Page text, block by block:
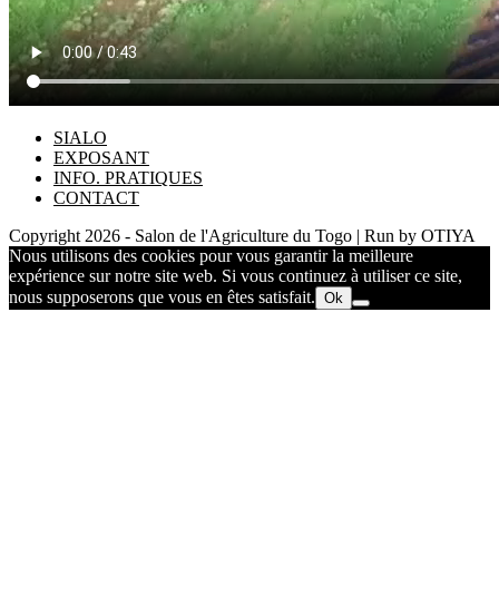
SIALO
EXPOSANT
INFO. PRATIQUES
CONTACT
Copyright 2026 - Salon de l'Agriculture du Togo | Run by OTIYA
Nous utilisons des cookies pour vous garantir la meilleure
expérience sur notre site web. Si vous continuez à utiliser ce site,
nous supposerons que vous en êtes satisfait. Ok